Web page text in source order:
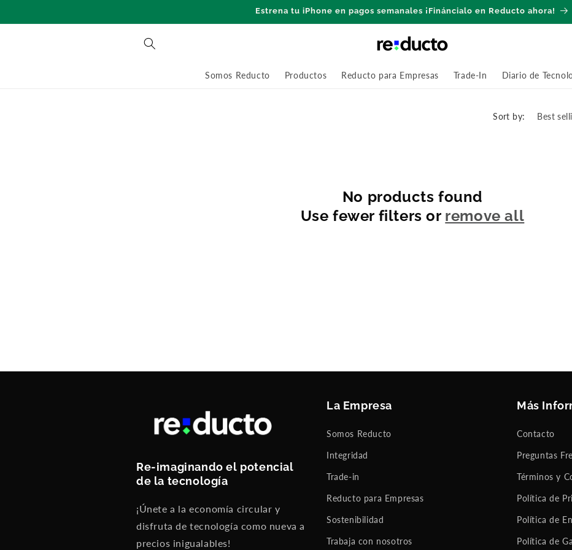
Estrena tu iPhone en pagos semanales ¡Fináncialo en Reducto ahora!
Somos Reducto Productos Reducto para Empresas Trade-In Diario de
Sort by:
No products found
Use fewer filters or remove all
Re-imaginando el potencial
de la tecnología
¡Únete a la economía circular y
disfruta de tecnología como nueva a
precios inigualables!
La Empresa
Somos Reducto
Integridad
Trade-in
Reducto para Empresas
Sostenibilidad
Trabaja con nosotros
Más
Contacto
Preguntas
Términos y
Política de
Política de
Política de